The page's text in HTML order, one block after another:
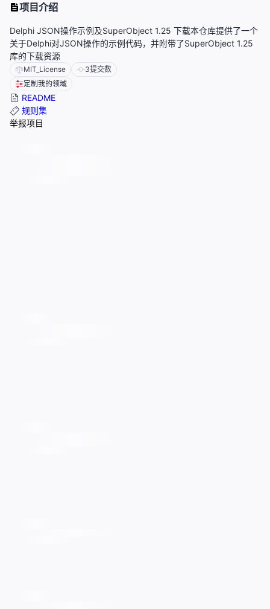
项目介绍
Delphi JSON操作示例及SuperObject 1.25 下载本仓库提供了一个
关于Delphi对JSON操作的示例代码，并附带了SuperObject 1.25
库的下载资源
MIT_License 3提交数
定制我的领域
README
规则集
举报项目